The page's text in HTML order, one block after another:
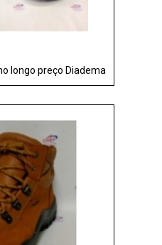
longo preço Diadema